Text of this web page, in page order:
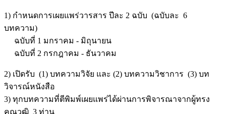
1) กำหนดการเผยแพร่วารสาร ปีละ 2 ฉบับ (ฉบับละ 6
บทความ)
ฉบับที่ 1 มกราคม - มิถุนายน
ฉบับที่ 2 กรกฎาคม - ธันวาคม
2) เปิดรับ (1) บทความวิจัย และ (2) บทความวิชาการ (3) บท
วิจารณ์หนังสือ
3) ทุกบทความที่ตีพิมพ์เผยแพร่ได้ผ่านการพิจารณาจากผู้ทรง
คุณวุฒิ 3 ท่าน